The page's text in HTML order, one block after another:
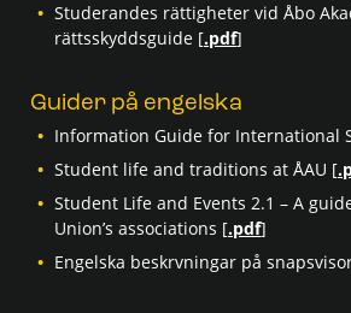
Studerandes rättigheter vid Åbo
rättsskyddsguide [.pdf]
Guider på engelska
Information Guide for International
Student life and traditions at ÅAU [
Student Life and Events 2.1 – A
Union’s associations [.pdf]
Engelska beskrvningar på